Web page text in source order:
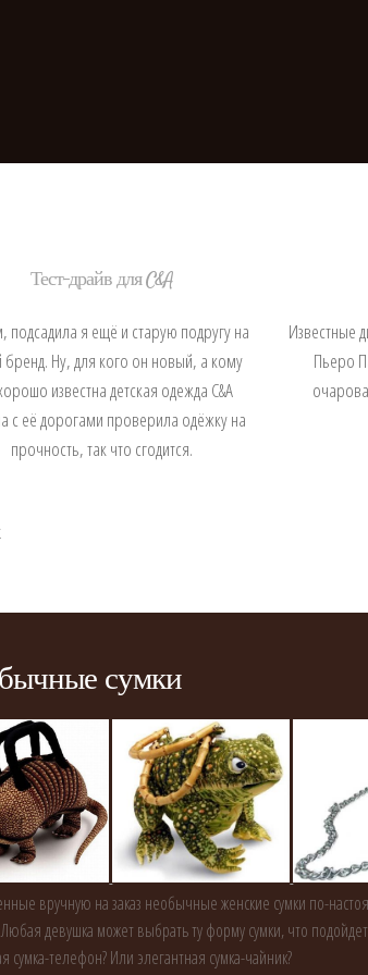
Тест-драйв для C&A
подсадила я ещё и старую подругу на
Ну, для кого он новый, а кому
известна детская одежда C&A
с её дорогами проверила одёжку на
прочность, так что сгодится.
Известные
Пьеро
сумки
вручную на заказ необычные женские сумки по-
девушка может выбрать ту форму сумки, что
сумка-телефон? Или элегантная сумка-чайник?